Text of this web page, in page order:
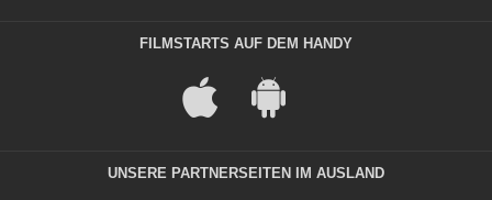
FILMSTARTS AUF DEM HANDY
UNSERE PARTNERSEITEN IM AUSLAND